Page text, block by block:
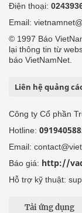
Điện thoại:
Email:
© 1997 Báo
lại thông tin từ
báo VietNamNet.
Liên hệ quảng
Công ty Cổ phần
Hotline:
Email:
Báo giá: http://
Hỗ trợ kỹ thuật:
Tải ứng dụng